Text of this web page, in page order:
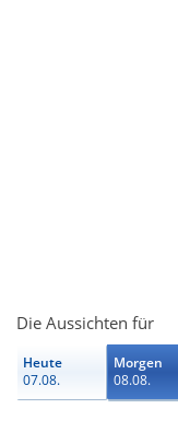
Die Aussichten für
Heute
07.08.
Morgen
08.08.